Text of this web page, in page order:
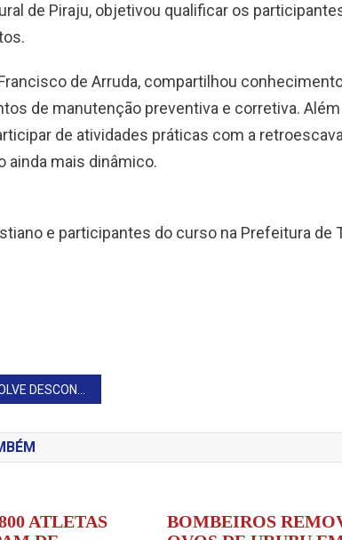
de Piraju, objetivou qualificar os
de Arruda, compartilhou
de manutenção preventiva e corretiva.
de atividades práticas com a
ainda mais dinâmico.
e participantes do curso na Prefeitura de
INDEVIDOS DE APOSENTADOS
ATLETAS
BOMBEIROS